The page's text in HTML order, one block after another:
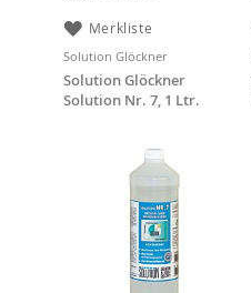
Merkliste
Solution Glöckner
Solution Glöckner
Solution Nr. 7, 1 Ltr.